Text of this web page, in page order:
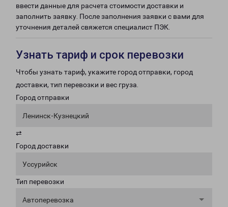
ввести данные для расчета стоимости доставки и
заполнить заявку. После заполнения заявки с вами для
уточнения деталей свяжется специалист ПЭК.
Узнать тариф и срок перевозки
Чтобы узнать тариф, укажите город отправки, город
доставки, тип перевозки и вес груза.
Город отправки
Ленинск-Кузнецкий
⇄
Город доставки
Уссурийск
Тип перевозки
Автоперевозка